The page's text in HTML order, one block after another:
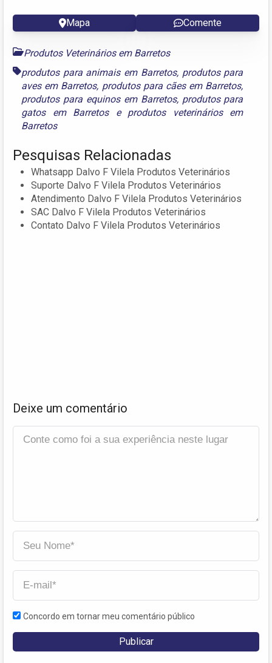
Mapa Comente
Produtos Veterinários em Barretos
produtos para animais em Barretos, produtos para
aves em Barretos, produtos para cães em Barretos,
produtos para equinos em Barretos, produtos para
gatos em Barretose produtos veterinários em
Barretos
Pesquisas Relacionadas
Whatsapp Dalvo F Vilela Produtos Veterinários
Suporte Dalvo F Vilela Produtos Veterinários
Atendimento Dalvo F Vilela Produtos Veterinários
SAC Dalvo F Vilela Produtos Veterinários
Contato Dalvo F Vilela Produtos Veterinários
Deixe um comentário
Concordo em tornar meu comentário público